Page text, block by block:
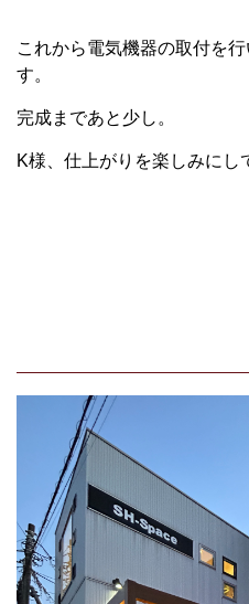
これから電気機器の取付を
す。
完成まであと少し。
K様、仕上がりを楽しみにし